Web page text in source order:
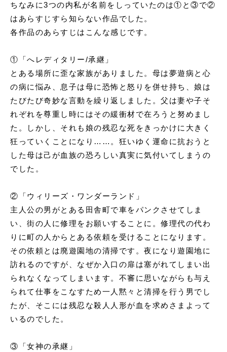
ちなみに3つの内私が名前をしっていたのは①と③で②
はあらすじすら知らない作品でした。
各作品のあらすじはこんな感じです。
①「へレディタリー/承継」
とある場所に歪な家族がありました。母は夢遊病と心
の病に悩み、息子は母に恐怖と怒りを併せ持ち、娘は
たびたび奇妙な言動を繰り返しました。父は妻や子そ
れぞれを尊重し時にはその緩衝材で在ろうと努めまし
た。しかし、それも娘の残忍な死をきっかけに大きく
狂っていくことになり……。狂いゆく運命に抗おうと
した母は己が血族の恐ろしい真実に気付いてしまうの
でした。
②「ウィリーズ・ワンダーランド」
主人公の男がとある田舎町で車をパンクさせてしま
い、街の人に修理をお願いすることに。修理代の代わ
りに町の人からとある依頼を受けることになります。
その依頼とは廃遊園地の清掃です。夜になり遊園地に
訪れるのですが、なぜか入口の扉は塞がれてしまい出
られなくなってしまいます。不審に思いながらも与え
られて仕事をこなすため一人黙々と清掃を行う男でし
たが、そこには残忍な殺人人形が血を求めさまよって
いるのでした。
③「女神の承継」